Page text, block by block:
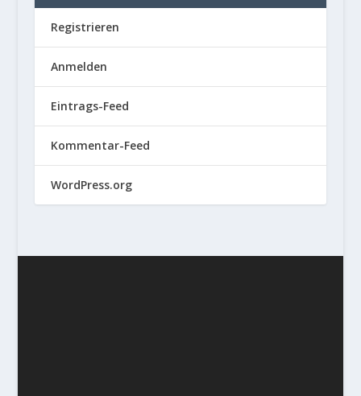
Registrieren
Anmelden
Eintrags-Feed
Kommentar-Feed
WordPress.org